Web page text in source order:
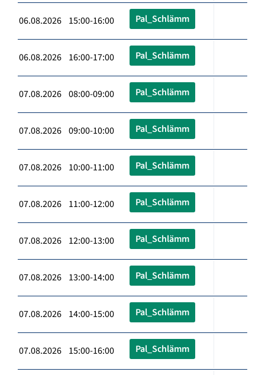
06.08.2026 15:00-16:00 Pal_Schlämm
06.08.2026 16:00-17:00 Pal_Schlämm
07.08.2026 08:00-09:00 Pal_Schlämm
07.08.2026 09:00-10:00 Pal_Schlämm
07.08.2026 10:00-11:00 Pal_Schlämm
07.08.2026 11:00-12:00 Pal_Schlämm
07.08.2026 12:00-13:00 Pal_Schlämm
07.08.2026 13:00-14:00 Pal_Schlämm
07.08.2026 14:00-15:00 Pal_Schlämm
07.08.2026 15:00-16:00 Pal_Schlämm